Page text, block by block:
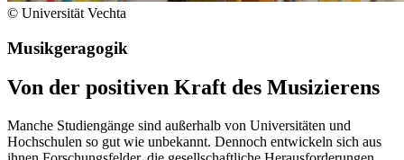
© Universität Vechta
Musikgeragogik
Von der positiven Kraft des Musizierens
Manche Studiengänge sind außerhalb von Universitäten und
Hochschulen so gut wie unbekannt. Dennoch entwickeln sich aus